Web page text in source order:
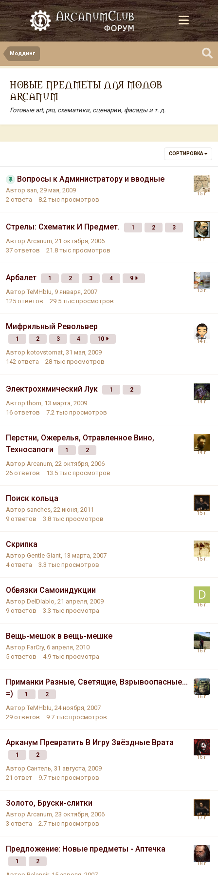
Моддинг
НОВЫЕ ПРЕДМЕТЫ ДЛЯ МОДОВ
ARCANUM
Готовые art, pro, схематики, сценарии, фасады и т. д.
СОРТИРОВКА
Вопросы к Администратору и вводные
Автор san, 29 мая, 2009
2 ответа 8.2 тыс просмотров
Стрелы: Схематик И Предмет. 1 2 3
Автор Arcanum, 21 октября, 2006
37 ответов 21.8 тыс просмотров
Арбалет 1 2 3 4 9
Автор TeMHbIu, 9 января, 2007
125 ответов 29.5 тыс просмотров
Мифрильный Револьвер
1 2 3 4 10
Автор kotovstomat, 31 мая, 2009
142 ответа 28 тыс просмотров
Электрохимический Лук 1 2
Авторthorn, 13 марта, 2009
16 ответов 7.2 тыс просмотров
Перстни, Ожерелья, Отравленное Вино,
Техносапоги
1 2
Автор Arcanum, 22 октября, 2006
26 ответов 13.5 тыс просмотров
Поиск кольца
Автор sanches, 22 июня, 2011
9 ответов 3.8 тыс просмотров
Скрипка
Автор Gentle Giant, 13 марта, 2007
4 ответа 3.3 тыс просмотров
Обвязки Самоиндукции
Автор DelDiablo, 21 апреля, 2009
9 ответов 3.3 тыс просмотра
Вещь-мешок в вещь-мешке
Автор FarCry, 6 апреля, 2010
5 ответов 4.9 тыс просмотра
Приманки Разные, Светящие, Взрывоопасные...
=)
1 2
Автор TeMHbIu, 24 ноября, 2007
29 ответов 9.7 тыс просмотров
Арканум Превратить В Игру Звёздные Врата
1 2
Автор Сантель, 31 августа, 2009
21 ответ 9.7 тыс просмотров
Золото, Бруски-слитки
Автор Arcanum, 23 октября, 2006
3 ответа 2.7 тыс просмотров
Предложение: Новые предметы - Аптечка
1 2